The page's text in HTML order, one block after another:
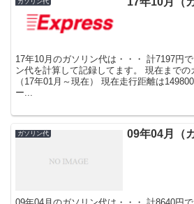
ガソリン代
17年10月のガソリン代は・・・ 計7197円
ン代を計算して記録してます。 現在まで
（17年01月～現在） 現在走行距離は
ー...
ガソリン代 09年04月（